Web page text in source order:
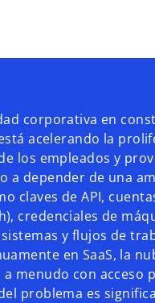
corporativa en
acelerando la
los empleados y
a depender de una
claves de API,
credenciales de
y flujos de
en SaaS, la
menudo con acceso
problema es